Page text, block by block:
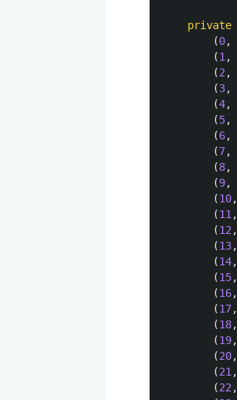
private
(0,
(1,
(2,
(3,
(4,
(5,
(6,
(7,
(8,
(9,
(10,
(11,
(12,
(13,
(14,
(15,
(16,
(17,
(18,
(19,
(20,
(21,
(22,